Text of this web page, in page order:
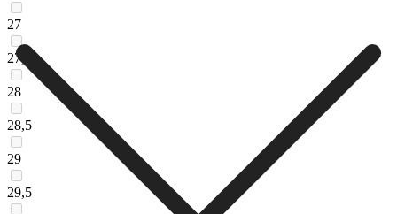
27
27,5
28
28,5
29
29,5